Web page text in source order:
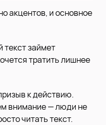
акцентов, и основное
текст займет
тратить лишнее
к действию.
внимание — люди не
читать текст.